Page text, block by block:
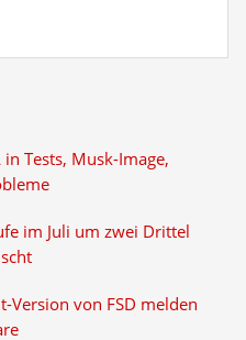
Tests, Musk-Image,
im Juli um zwei Drittel
Version von FSD melden